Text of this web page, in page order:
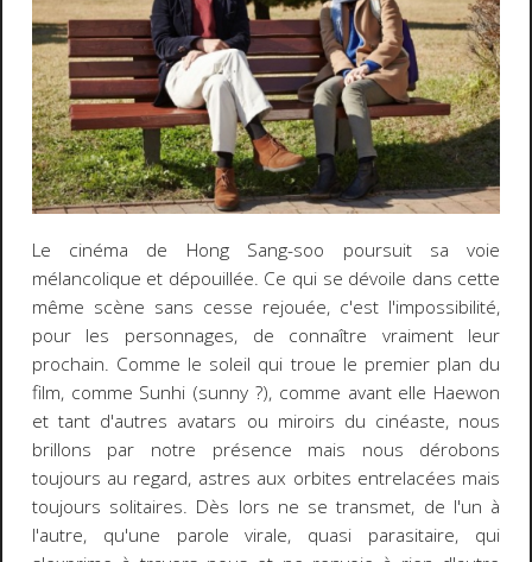
Le cinéma de Hong Sang-soo poursuit sa voie
mélancolique et dépouillée. Ce qui se dévoile dans cette
même scène sans cesse rejouée, c'est l'impossibilité,
pour les personnages, de connaître vraiment leur
prochain. Comme le soleil qui troue le premier plan du
film, comme Sunhi (sunny ?), comme avant elle Haewon
et tant d'autres avatars ou miroirs du cinéaste, nous
brillons par notre présence mais nous dérobons
toujours au regard, astres aux orbites entrelacées mais
toujours solitaires. Dès lors ne se transmet, de l'un à
l'autre, qu'une parole virale, quasi parasitaire, qui